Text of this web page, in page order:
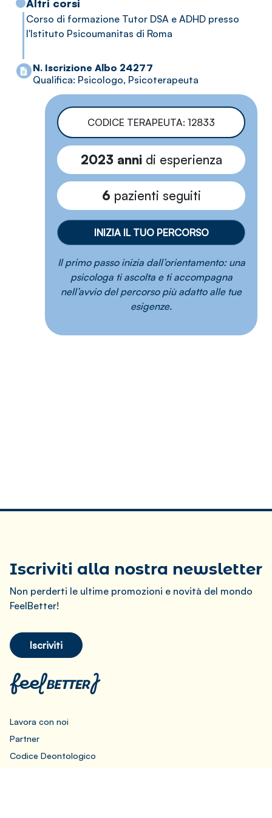
diverse fasi di crescita dei figli;Traumi: legati a
violenze, incidenti, maltrattamenti o eventi
accompagnamento nell’elaborazione del dolore e dei
cambiamenti;Stress: legato a situazioni lavorative,
scelte difficili, fasi di transizione;Tematiche
LGBTQIA+: supporto nell’esplorazione dell’identità e
nella costruzione di un percorso autentico.
Altri corsi
Corso di formazione Tutor DSA e ADHD presso
l'Istituto Psicoumanitas di Roma
N. Iscrizione Albo 24277
Qualifica: Psicologo, Psicoterapeuta
CODICE TERAPEUTA: 12833
2023 annidi esperienza
6 pazienti seguiti
INIZIA IL TUO PERCORSO
Il primo passo inizia dall’orientamento: una
psicologa ti ascolta e ti accompagna
nell’avvio del percorso più adatto alle tue
esigenze.
Iscriviti alla nostra newsletter
Non perderti le ultime promozioni e novità del mondo
FeelBetter!
Iscriviti
Lavora con noi
Partner
Codice Deontologico